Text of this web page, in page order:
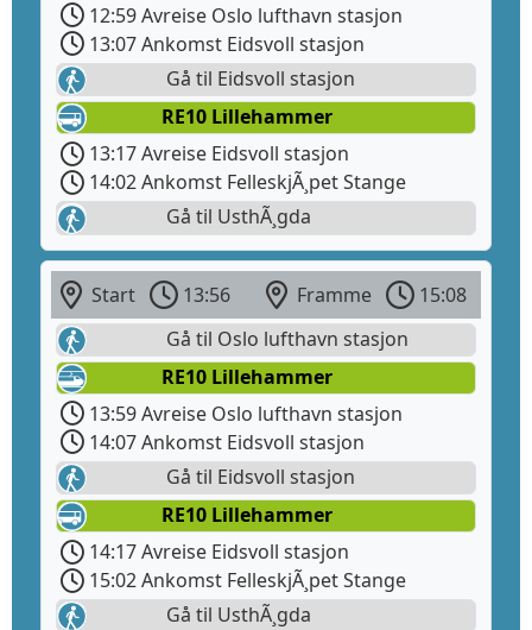
12:59 Avreise Oslo lufthavn stasjon
13:07 Ankomst Eidsvoll stasjon
Gå til Eidsvoll stasjon
RE10 Lillehammer
13:17 Avreise Eidsvoll stasjon
14:02 Ankomst FelleskjÃ¸pet Stange
Gå til UsthÃ¸gda
Start 13:56 Framme
15:08
Gå til Oslo lufthavn stasjon
RE10 Lillehammer
13:59 Avreise Oslo lufthavn stasjon
14:07 Ankomst Eidsvoll stasjon
Gå til Eidsvoll stasjon
RE10 Lillehammer
14:17 Avreise Eidsvoll stasjon
15:02 Ankomst FelleskjÃ¸pet Stange
Gå til UsthÃ¸gda